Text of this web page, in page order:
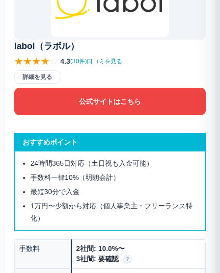
labol（ラボル）
★★★★☆ 4.3(30件)口コミを見る
詳細を見る
公式サイトはこちら
おすすめポイント
24時間365日対応（土日祝も入金可能）
手数料一律10%（明朗会計）
最短30分で入金
1万円〜少額から対応（個人事業主・フリーランス特
化）
手数料
2社間: 10.0%〜
3社間: 要確認
?